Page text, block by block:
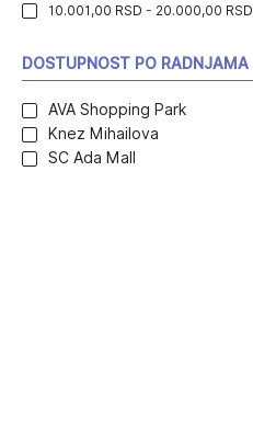
10.001,00 RSD - 20.000,00 RSD
DOSTUPNOST PO RADNJAMA
AVA Shopping Park
Knez Mihailova
SC Ada Mall